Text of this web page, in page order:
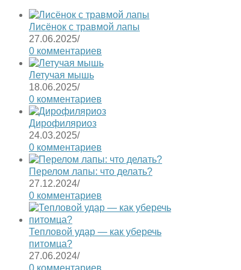
Лисёнок с травмой лапы
27.06.2025/
0 комментариев
Летучая мышь
18.06.2025/
0 комментариев
Дирофиляриоз
24.03.2025/
0 комментариев
Перелом лапы: что делать?
27.12.2024/
0 комментариев
Тепловой удар — как уберечь
питомца?
27.06.2024/
0 комментариев